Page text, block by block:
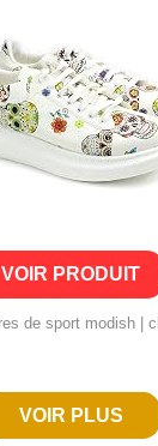
VOIR PRODUIT
VOIR PLUS